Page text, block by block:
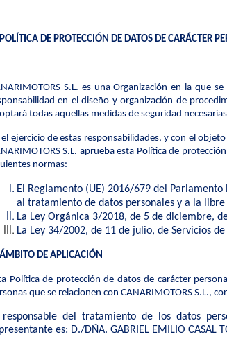
DE PROTECCIÓN DE DATOS DE CARÁCTER
S.L. es una Organización en la
en el diseño y organización de
todas aquellas medidas de seguridad
el ejercicio de estas responsabilidades, y con el
S.L. aprueba esta Política de
normas:
El Reglamento (UE) 2016/679 del
al tratamiento de datos personales y a la libre
La Ley Orgánica 3/2018, de 5 de diciembre,
La Ley 34/2002, de 11 de julio, de Servicios
DE APLICACIÓN
Política de protección de datos de carácter
que se relacionen con CANARIMOTORS S.L.,
responsable del tratamiento de los datos
es: D./DÑA. GABRIEL EMILIO